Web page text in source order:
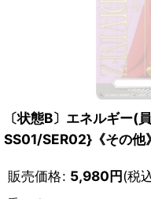
〔状態B〕エネルギー(
SS01/SER02}《その他
販売価格: 5,980円(税